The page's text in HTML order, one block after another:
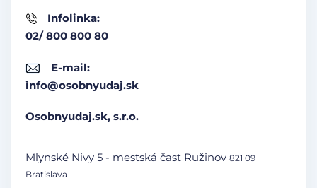
Infolinka:
02/ 800 800 80
E-mail:
info@osobnyudaj.sk
Osobnyudaj.sk, s.r.o.
Mlynské Nivy 5 - mestská časť Ružinov 821 09
Bratislava